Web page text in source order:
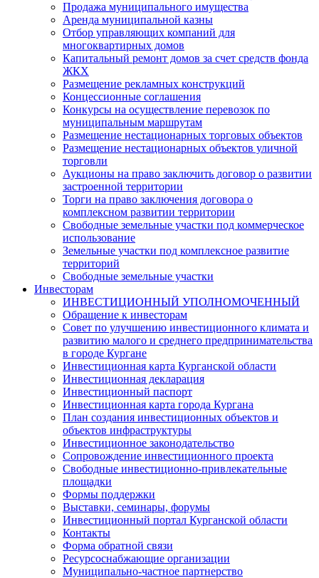
Продажа муниципального имущества
Аренда муниципальной казны
Отбор управляющих компаний для
многоквартирных домов
Капитальный ремонт домов за счет средств фонда
ЖКХ
Размещение рекламных конструкций
Концессионные соглашения
Конкурсы на осуществление перевозок по
муниципальным маршрутам
Размещение нестационарных торговых объектов
Размещение нестационарных объектов уличной
торговли
Аукционы на право заключить договор о развитии
застроенной территории
Торги на право заключения договора о
комплексном развитии территории
Свободные земельные участки под коммерческое
использование
Земельные участки под комплексное развитие
территорий
Свободные земельные участки
Инвесторам
ИНВЕСТИЦИОННЫЙ УПОЛНОМОЧЕННЫЙ
Обращение к инвесторам
Совет по улучшению инвестиционного климата и
развитию малого и среднего предпринимательства
в городе Кургане
Инвестиционная карта Курганской области
Инвестиционная декларация
Инвестиционный паспорт
Инвестиционная карта города Кургана
План создания инвестиционных объектов и
объектов инфраструктуры
Инвестиционное законодательство
Сопровождение инвестиционного проекта
Свободные инвестиционно-привлекательные
площадки
Формы поддержки
Выставки, семинары, форумы
Инвестиционный портал Курганской области
Контакты
Форма обратной связи
Ресурсоснабжающие организации
Муниципально-частное партнерство